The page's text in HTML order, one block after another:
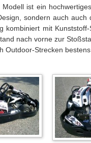
ist ein
sondern auch auch
kombiniert mit
nach vorne zur
Outdoor-Strecken